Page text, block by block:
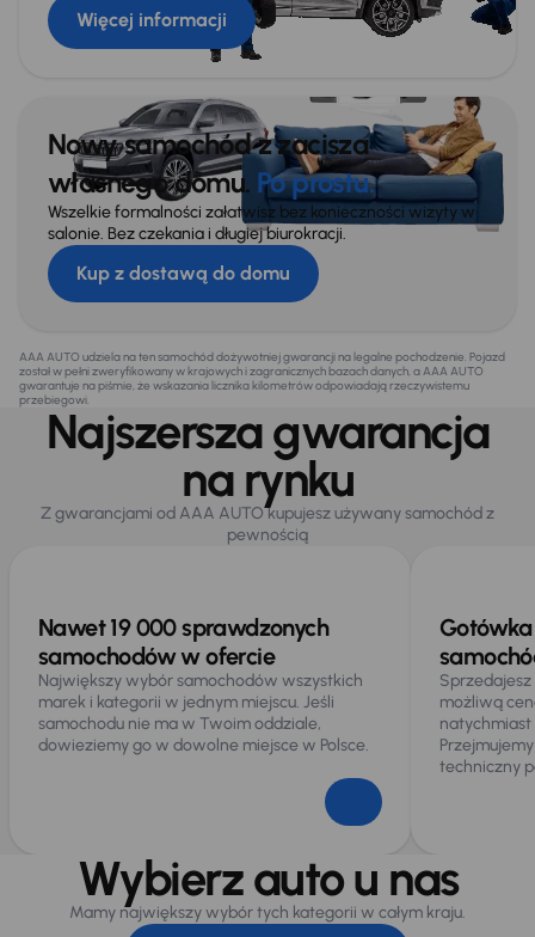
Więcej informacji
Nowy samochód z zacisza
własnego domu. Po prostu.
Wszelkie formalności załatwisz bez konieczności wizyty w
salonie. Bez czekania i długiej biurokracji.
Kup z dostawą do domu
AAA AUTO udziela na ten samochód dożywotniej gwarancji na legalne pochodzenie. Pojazd
został w pełni zweryfikowany w krajowych i zagranicznych bazach danych, a AAA AUTO
gwarantuje na piśmie, że wskazania licznika kilometrów odpowiadają rzeczywistemu
przebiegowi.
Najszersza gwarancja
na rynku
Z gwarancjami od AAA AUTO kupujesz używany samochód z
pewnością
Nawet 19 000 sprawdzonych
samochodów w ofercie
Największy wybór samochodów wszystkich
marek i kategorii w jednym miejscu. Jeśli
samochodu nie ma w Twoim oddziale,
dowieziemy go w dowolne miejsce w Polsce.
możliwą
techniczny
Wybierz auto u nas
Mamy największy wybór tych kategorii w całym kraju.